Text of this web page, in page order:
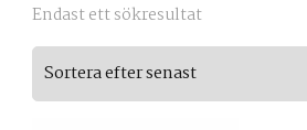
Endast ett sökresultat